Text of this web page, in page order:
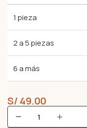
1 pieza
2 a 5 piezas
6 a más
S/ 49.00